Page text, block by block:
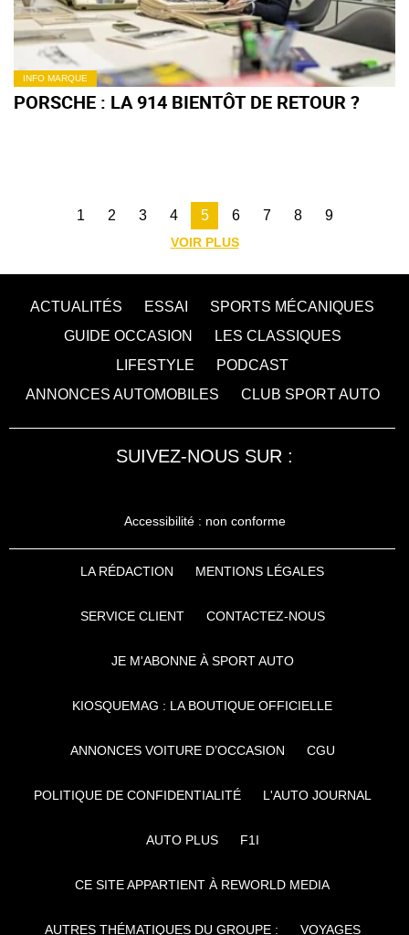
INFO MARQUE
PORSCHE : LA 914 BIENTÔT DE RETOUR ?
1 2 3 4 5 6 7 8 9
VOIR PLUS
ACTUALITÉS ESSAI
SPORTS MÉCANIQUES
GUIDE OCCASION
LES CLASSIQUES
LIFESTYLE
PODCAST
ANNONCES AUTOMOBILES
CLUB SPORT AUTO
SUIVEZ-NOUS SUR :
Accessibilité : non conforme
LA RÉDACTION MENTIONS LÉGALES
SERVICE CLIENT CONTACTEZ-NOUS
JE M'ABONNE À SPORT AUTO
KIOSQUEMAG : LA BOUTIQUE OFFICIELLE
ANNONCES VOITURE D’OCCASION CGU
POLITIQUE DE CONFIDENTIALITÉ L'AUTO JOURNAL
AUTO PLUS F1I
CE SITE APPARTIENT À REWORLD MEDIA
AUTRES THÉMATIQUES DU GROUPE : VOYAGES